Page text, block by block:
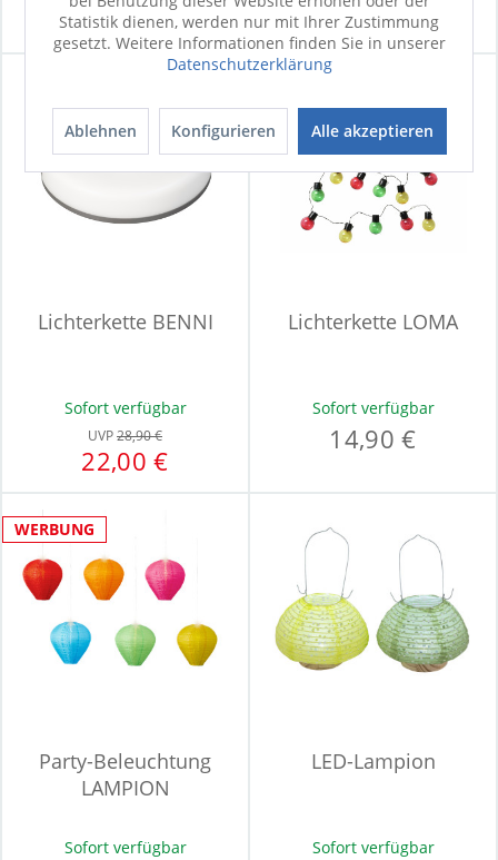
Lichterkette BENNI
Sofort verfügbar
UVP28,90 €
22,00 €
Lichterkette LOMA
Sofort verfügbar
14,90 €
WERBUNG
Party-Beleuchtung
LAMPION
Sofort verfügbar
LED-Lampion
Sofort verfügbar
Statistik dienen, werden nur mit Ihrer Zustimmung
gesetzt. Weitere Informationen finden Sie in unserer
Datenschutzerklärung
Ablehnen Konfigurieren Alle akzeptieren